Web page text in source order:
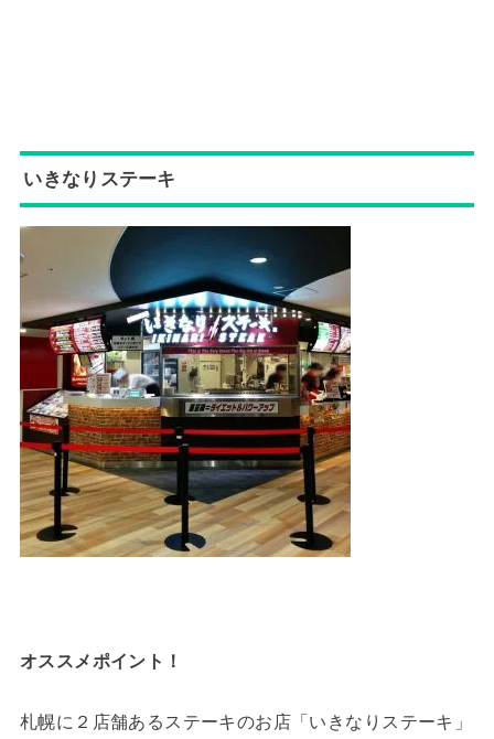
いきなりステーキ
オススメポイント！
札幌に２店舗あるステーキのお店「いきなりステーキ」